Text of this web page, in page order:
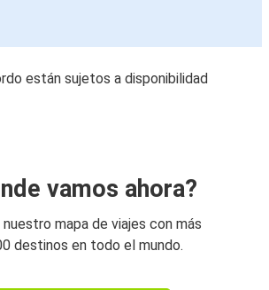
están sujetos a disponibilidad
vamos ahora?
mapa de viajes con más
destinos en todo el mundo.